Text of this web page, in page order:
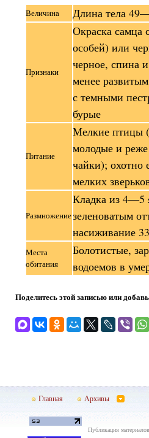
Величина Длина тела
Признаки
Окраска самца
особей) или
черное, спина
менее
с темными
бурые
Питание
Мелкие птицы
молодые и
чайки); охотно
мелких
Размножение
Кладка из 4—5
зеленоватым
насиживание
Места
обитания
Болотистые,
водоемов в
Поделитесь этой записью или
Главная Архивы
Публикация